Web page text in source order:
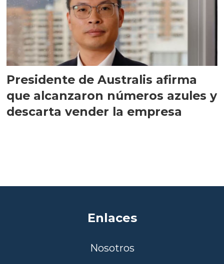
Presidente de Australis afirma
que alcanzaron números azules y
descarta vender la empresa
Enlaces
Nosotros